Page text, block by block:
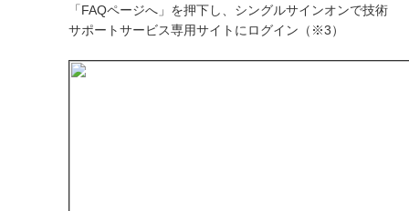
「FAQページへ」を押下し、シングルサインオンで技術
サポートサービス専用サイトにログイン（※3）